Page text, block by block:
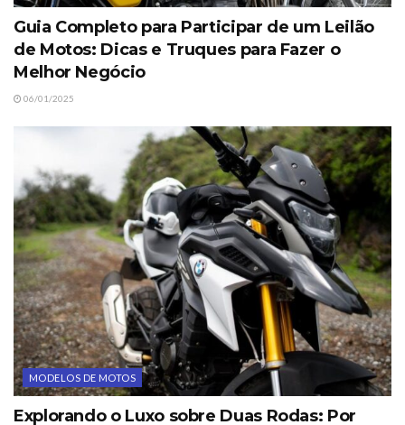
Guia Completo para Participar de um Leilão
de Motos: Dicas e Truques para Fazer o
Melhor Negócio
06/01/2025
MODELOS DE MOTOS
Explorando o Luxo sobre Duas Rodas: Por